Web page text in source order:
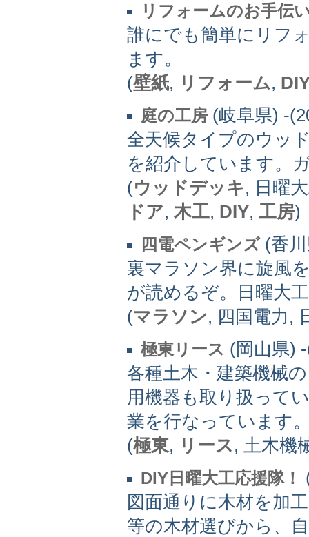
リフォームのお手伝
誰にでも簡単にリフ
ます。
(壁紙, リフォーム,
庭の工房 (岐阜県) -
全天候タイプのウッ
を紹介しています。
(ウッドデッキ, 日曜
ドア, 木工, DIY, 工房)
四電ペンギンズ(香川
裏マラソン界に旋風
が読めるぞ。日曜大
(マラソン, 四国電力,
極東リース (岡山県)
各種土木・建築機械
用機器も取り扱って
業を行なっています
(極東, リース, 土木機
DIY日曜大工応援隊！
図面通りに木材を加
等の木材選びから、